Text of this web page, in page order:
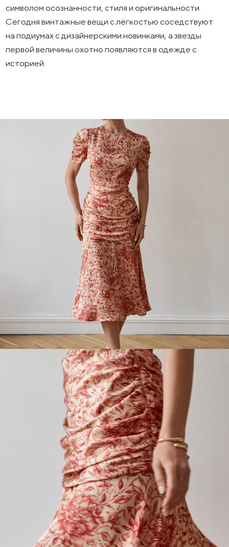
символом осознанности, стиля и оригинальности.
Сегодня винтажные вещи с лёгкостью соседствуют
на подиумах с дизайнерскими новинками, а звезды
первой величины охотно появляются в одежде с
историей.